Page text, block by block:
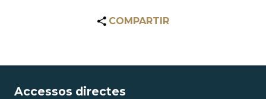
COMPARTIR
Accessos directes